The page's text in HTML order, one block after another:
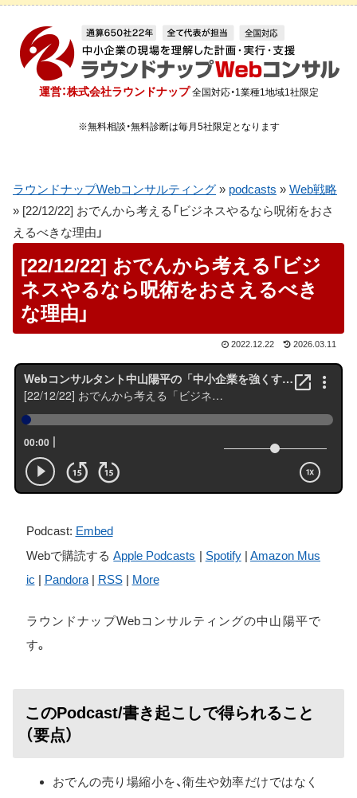
運営：株式会社ラウンドナップ 全国対応・1業種1地域1社限定
※無料相談・無料診断は毎月5社限定となります
ラウンドナップWebコンサルティング » podcasts » Web戦略
» [22/12/22] おでんから考える「ビジネスやるなら呪術をおさ
えるべきな理由」
[22/12/22] おでんから考える「ビジ
ネスやるなら呪術をおさえるべき
な理由」
2022.12.22 2026.03.11
Podcast: Embed
Webで購読するApple Podcasts | Spotify| Amazon Mus
ic | Pandora| RSS| More
ラウンドナップWebコンサルティングの中山陽平で
す。
このPodcast/書き起こしで得られること
（要点）
おでんの売り場縮小を、衛生や効率だけではなく